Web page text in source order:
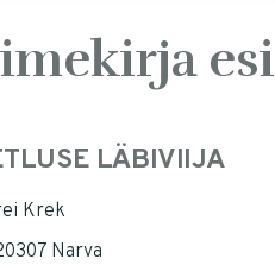
LÄBIVIIJA
Krek
Narva